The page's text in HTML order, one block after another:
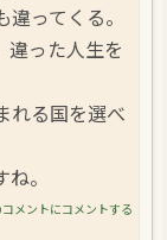
ってくる。
違った人生を
れる国を選べ
。
コメントにコメントする